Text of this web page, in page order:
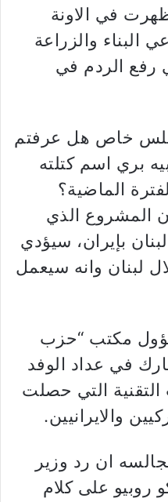
في الاونة
البناء والزراعة
رفع الردم في
خاص هل عرفتم
بري اسم كتلته
الماضية؟
المشروع الذي
بربط لبنان بإيران، سيؤدي
لبنان وانه سيعمل
مكتب “حزب
في عداد الوفد
التقنية التي حصلت
والايرانيين.
ان رد وزير
روبيو على كلام